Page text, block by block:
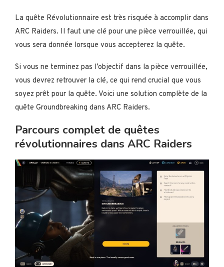
La quête Révolutionnaire est très risquée à accomplir dans
ARC Raiders. Il faut une clé pour une pièce verrouillée, qui
vous sera donnée lorsque vous accepterez la quête.
Si vous ne terminez pas l’objectif dans la pièce verrouillée,
vous devrez retrouver la clé, ce qui rend crucial que vous
soyez prêt pour la quête. Voici une solution complète de la
quête Groundbreaking dans ARC Raiders.
Parcours complet de quêtes
révolutionnaires dans ARC Raiders